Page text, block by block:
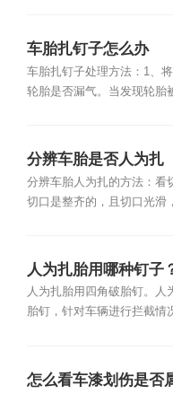
车胎扎钉子怎么办
车胎扎钉子处理方法：1、
轮胎是否漏气。当发现轮胎
分辨车胎是否人为扎
分辨车胎人为扎的方法：看
切口是整齐的，且切口光滑
人为扎胎用哪种钉子
人为扎胎用四角破胎钉。人
胎钉，针对车辆进行拦截情
怎么看车漆划伤是否